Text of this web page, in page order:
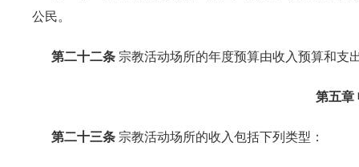
公民。
第二十二条 宗教活动场所的年度预算由收入预算和支
第五章
第二十三条 宗教活动场所的收入包括下列类型：